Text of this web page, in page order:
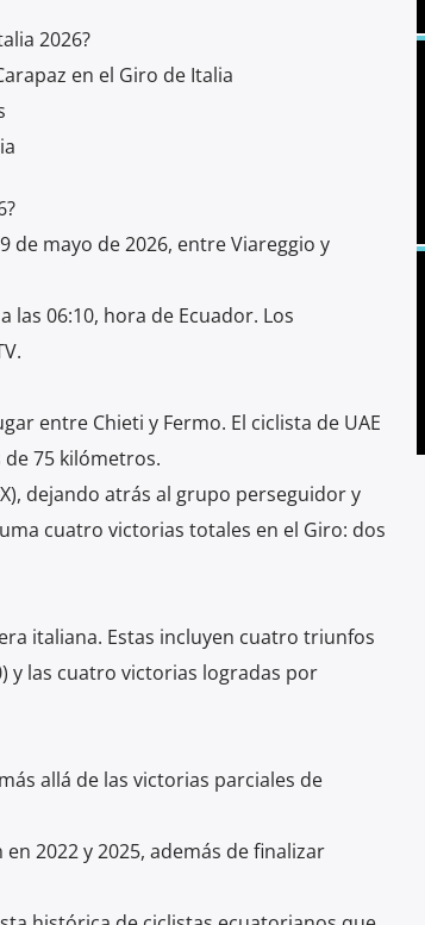
2026?
en el Giro de Italia
de mayo de 2026, entre Viareggio y
06:10, hora de Ecuador. Los
entre Chieti y Fermo. El ciclista de UAE
75 kilómetros.
dejando atrás al grupo perseguidor y
cuatro victorias totales en el Giro: dos
italiana. Estas incluyen cuatro triunfos
y las cuatro victorias logradas por
allá de las victorias parciales de
2022 y 2025, además de finalizar